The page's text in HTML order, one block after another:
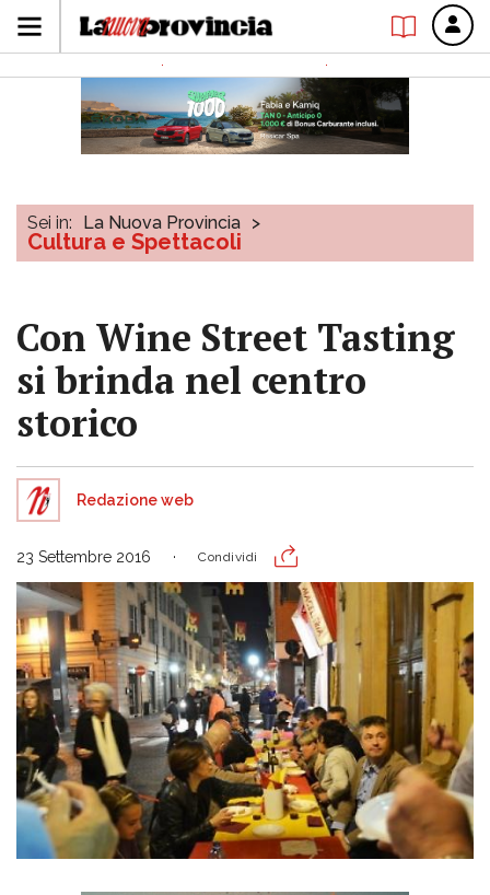
Sei in: La Nuova Provincia >
Cultura e Spettacoli
Con Wine Street Tasting
si brinda nel centro
storico
Redazione web
23 Settembre 2016 Condividi